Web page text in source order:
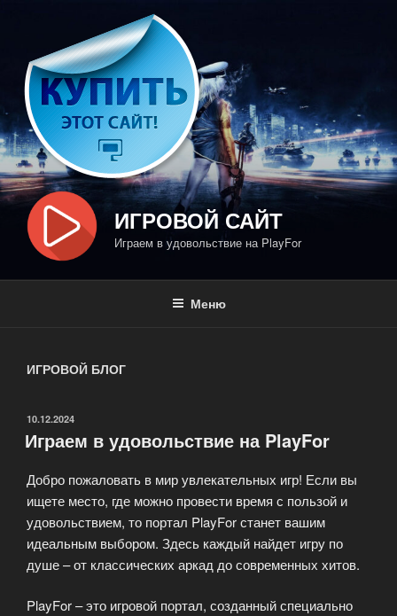
содержимому
ИГРОВОЙ САЙТ
Играем в удовольствие на PlayFor
Меню
ИГРОВОЙ БЛОГ
ОПУБЛИКОВАНО
10.12.2024
Играем в удовольствие на PlayFor
Добро пожаловать в мир увлекательных игр! Если вы
ищете место, где можно провести время с пользой и
удовольствием, то портал PlayFor станет вашим
идеальным выбором. Здесь каждый найдет игру по
душе – от классических аркад до современных хитов.
PlayFor – это игровой портал, созданный специально